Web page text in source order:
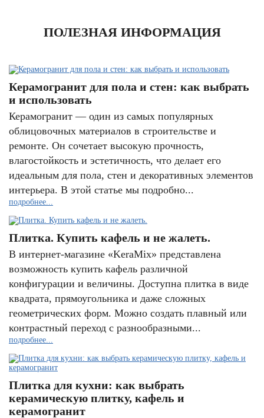
ПОЛЕЗНАЯ ИНФОРМАЦИЯ
Керамогранит для пола и стен: как выбрать
и использовать
Керамогранит — один из самых популярных
облицовочных материалов в строительстве и
ремонте. Он сочетает высокую прочность,
влагостойкость и эстетичность, что делает его
идеальным для пола, стен и декоративных элементов
интерьера. В этой статье мы подробно...
подробнее...
Плитка. Купить кафель и не жалеть.
В интернет-магазине «KeraMix» представлена
возможность купить кафель различной
конфигурации и величины. Доступна плитка в виде
квадрата, прямоугольника и даже сложных
геометрических форм. Можно создать плавный или
контрастный переход с разнообразными...
подробнее...
Плитка для кухни: как выбрать
керамическую плитку, кафель и
керамогранит